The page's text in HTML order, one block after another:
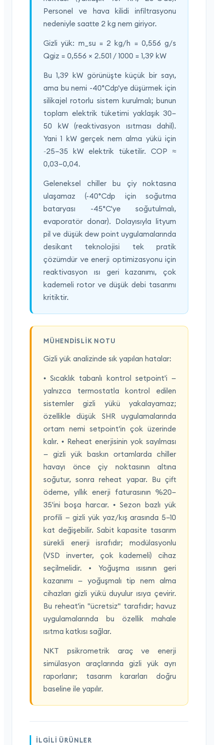
Personel ve hava kilidi infiltrasyonu
nedeniyle saatte 2 kg nem giriyor.
Gizli yük: m_su = 2 kg/h = 0,556 g/s
Qgiz = 0,556 × 2.501 / 1000 = 1,39 kW
Bu 1,39 kW görünüşte küçük bir sayı,
ama bu nemi -40°Cdp'ye düşürmek için
silikajel rotorlu sistem kurulmalı; bunun
toplam elektrik tüketimi yaklaşık 30–
50 kW (reaktivasyon ısıtması dahil).
Yani 1 kW gerçek nem alma yükü için
~25–35 kW elektrik tüketilir. COP ≈
0,03–0,04.
Geleneksel chiller bu çiy noktasına
ulaşamaz (-40°Cdp için soğutma
bataryası -45°C'ye soğutulmalı,
evaporatör donar). Dolayısıyla lityum
pil ve düşük dew point uygulamalarında
desikant teknolojisi tek pratik
çözümdür ve enerji optimizasyonu için
reaktivasyon ısı geri kazanımı, çok
kademeli rotor ve düşük debi tasarımı
kritiktir.
MÜHENDISLIK NOTU
Gizli yük analizinde sık yapılan hatalar:
• Sıcaklık tabanlı kontrol setpoint'i —
yalnızca termostatla kontrol edilen
sistemler gizli yükü yakalayamaz;
özellikle düşük SHR uygulamalarında
ortam nemi setpoint'in çok üzerinde
kalır. • Reheat enerjisinin yok sayılması
— gizli yük baskın ortamlarda chiller
havayı önce çiy noktasının altına
soğutur, sonra reheat yapar. Bu çift
ödeme, yıllık enerji faturasının %20–
35'ini boşa harcar. • Sezon bazlı yük
profili — gizli yük yaz/kış arasında 5–10
kat değişebilir. Sabit kapasite tasarım
sürekli enerji israfıdır; modülasyonlu
(VSD inverter, çok kademeli) cihaz
seçilmelidir. • Yoğuşma ısısının geri
kazanımı — yoğuşmalı tip nem alma
cihazları gizli yükü duyulur ısıya çevirir.
Bu reheat'in "ücretsiz" tarafıdır; havuz
uygulamalarında bu özellik mahale
ısıtma katkısı sağlar.
NKT psikrometrik araç ve enerji
simülasyon araçlarında gizli yük ayrı
raporlanır; tasarım kararları doğru
baseline ile yapılır.
İLGILI ÜRÜNLER